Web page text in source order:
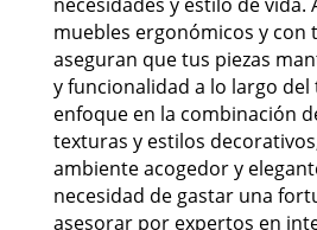
muebles ergonómicos y con
aseguran que tus piezas
y funcionalidad a lo largo del
enfoque en la combinación
texturas y estilos
ambiente acogedor y
necesidad de gastar una
asesorar por expertos en